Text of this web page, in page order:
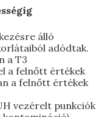
álló
adódtak.
a T3
a felnőtt értékek
a felnőtt értékek
vezérelt punkciók